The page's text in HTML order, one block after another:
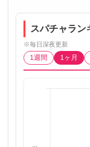
スパチャラン
※毎日深夜更新
1週間
1ヶ月